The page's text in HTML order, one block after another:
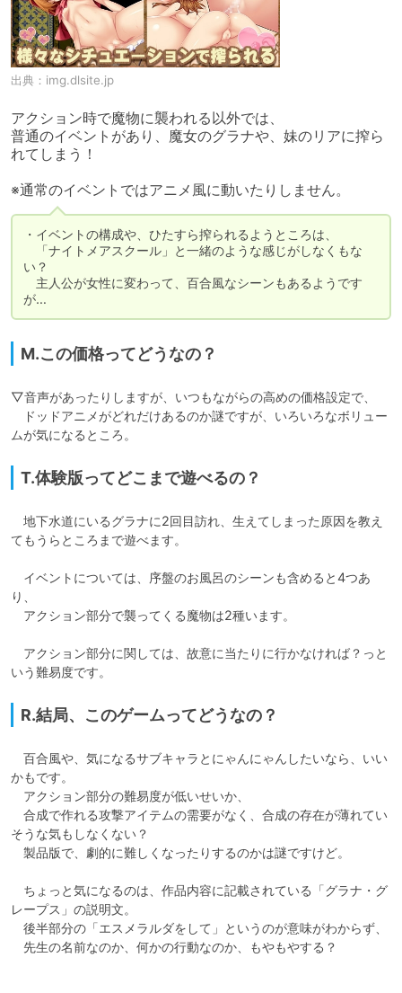
出典： img.dlsite.jp
アクション時で魔物に襲われる以外では、
普通のイベントがあり、魔女のグラナや、妹のリアに搾ら
れてしまう！
※通常のイベントではアニメ風に動いたりしません。
・イベントの構成や、ひたすら搾られるようところは、
「ナイトメアスクール」と一緒のような感じがしなくもな
い？
主人公が女性に変わって、百合風なシーンもあるようです
が…
M.この価格ってどうなの？
▽音声があったりしますが、いつもながらの高めの価格設定で、
ドッドアニメがどれだけあるのか謎ですが、いろいろなボリュー
ムが気になるところ。
T.体験版ってどこまで遊べるの？
地下水道にいるグラナに2回目訪れ、生えてしまった原因を教え
てもうらところまで遊べます。
イベントについては、序盤のお風呂のシーンも含めると4つあ
り、
アクション部分で襲ってくる魔物は2種います。
アクション部分に関しては、故意に当たりに行かなければ？っと
いう難易度です。
R.結局、このゲームってどうなの？
百合風や、気になるサブキャラとにゃんにゃんしたいなら、いい
かもです。
アクション部分の難易度が低いせいか、
合成で作れる攻撃アイテムの需要がなく、合成の存在が薄れてい
そうな気もしなくない？
製品版で、劇的に難しくなったりするのかは謎ですけど。
ちょっと気になるのは、作品内容に記載されている「グラナ・グ
レープス」の説明文。
後半部分の「エスメラルダをして」というのが意味がわからず、
先生の名前なのか、何かの行動なのか、もやもやする？